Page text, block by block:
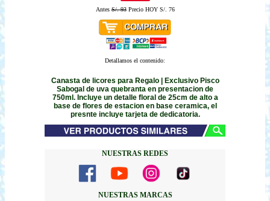
AntesS/. 93Precio HOY S/. 76
Detallamos el contenido:
Canasta de licores para Regalo | Exclusivo Pisco
Sabogal de uva quebranta en presentacion de
750ml. Incluye un detalle floral de 25cm de alto a
base de flores de estacion en base ceramica, el
presnte incluye tarjeta de dedicatoria.
NUESTRAS REDES
NUESTRAS MARCAS